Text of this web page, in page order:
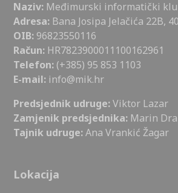
Naziv: Međimurski informatički
Adresa: Bana Josipa Jelačića 22B,
OIB: 96823550116
Račun: HR7823900011100162961
Telefon: (+385) 95 853 1103
E-mail: info@mik.hr
Predsjednik udruge:Viktor Lazar
Zamjenik predsjednika: Marin
Tajnik udruge:Ana Vrankić Žagar
Lokacija